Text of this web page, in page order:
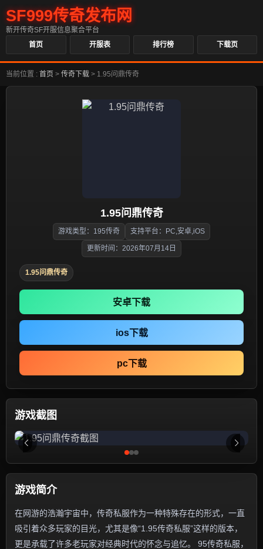
SF999传奇发布网
新开传奇SF开服信息聚合平台
首页
开服表 排行榜 下载页
当前位置 : 首页 > 传奇下载 > 1.95问鼎传奇
1.95问鼎传奇
游戏类型：195传奇 支持平台：PC,安卓,iOS
更新时间：2026年07月14日
1.95问鼎传奇
安卓下载
ios下载
pc下载
游戏截图
游戏简介
在网游的浩瀚宇宙中，传奇私服作为一种特殊存在的形式，一直
吸引着众多玩家的目光，尤其是像“1.95传奇私服”这样的版本，
更是承载了许多老玩家对经典时代的怀念与追忆。 95传奇私服，